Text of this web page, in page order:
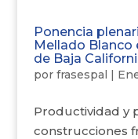
Ponencia
Mellado Blanco
de Baja
por frasespal |
Productividad y
construcciones